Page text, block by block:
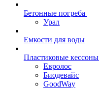
Бетонные погреба
Урал
Емкости для воды
Пластиковые кессоны
Евролос
Биодевайс
GoodWay